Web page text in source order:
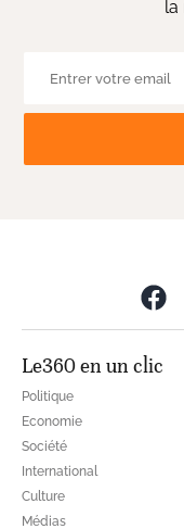
la
Le360 en un clic
Politique
Economie
Société
International
Culture
Médias